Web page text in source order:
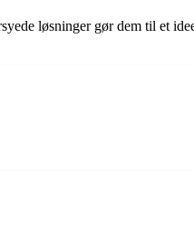
løsninger gør dem til et